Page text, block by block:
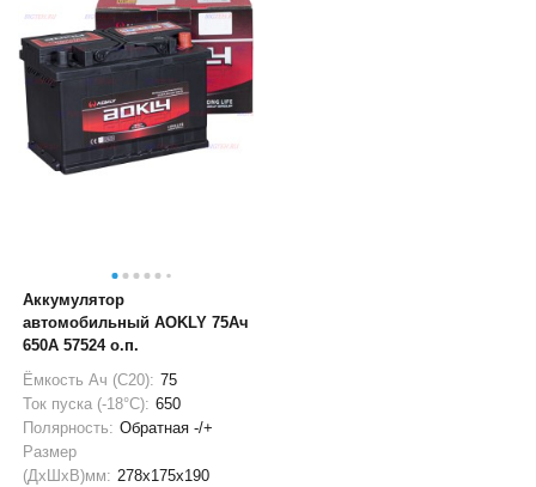
Аккумулятор
автомобильный AOKLY 75Ач
650А 57524 о.п.
Ёмкость Ач (С20): 75
Ток пуска (-18°С): 650
Полярность: Обратная -/+
Размер
(ДхШхВ)мм: 278x175x190